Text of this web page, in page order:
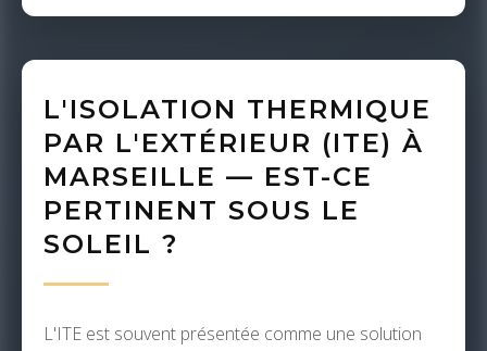
L'ISOLATION THERMIQUE
PAR L'EXTÉRIEUR (ITE) À
MARSEILLE — EST-CE
PERTINENT SOUS LE
SOLEIL ?
L'ITE est souvent présentée comme une solution